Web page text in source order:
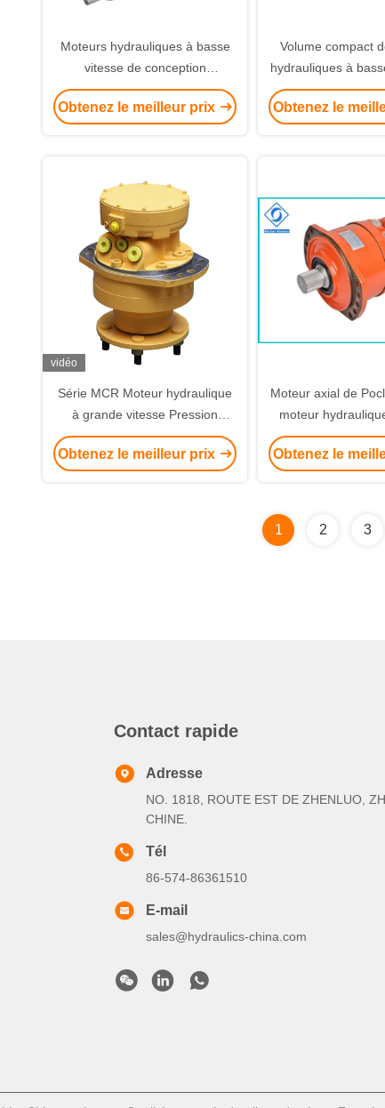
Moteurs hydrauliques à basse
vitesse de conception
modulaire/haut fonctionnement
de moteur de couple bon
Obtenez le meilleur prix
Volume compact
hydrauliques à
Poclain MS25 et
facile
Obtenez le
vidéo
Série MCR Moteur hydraulique
à grande vitesse Pression
maximale de 45 MPa
Compatible avec les
Obtenez le meilleur prix
Moteur axial de
moteur
réduite de 0-
Obtenez le
1 2 3
Contact rapide
Adresse
NO. 1818, ROUTE EST DE ZHENLUO,
CHINE.
Tél
86-574-86361510
E-mail
sales@hydraulics-china.com